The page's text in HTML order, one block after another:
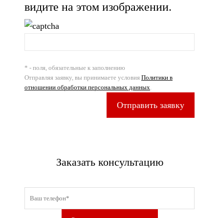
видите на этом изображении.
* - поля, обязательные к заполнению
Отправляя заявку, вы принимаете условия Политики в
отношении обработки персональных данных.
Отправить заявку
Заказать консультацию